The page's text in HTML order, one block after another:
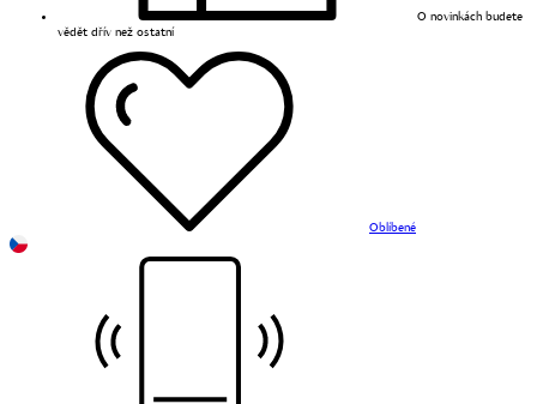
O novinkách budete
vědět dřív než ostatní
Oblíbené